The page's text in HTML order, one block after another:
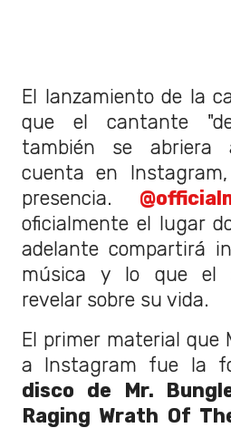
El lanzamiento de la
que el cantante
también se abriera
cuenta en
presencia.
oficialmente el lugar
adelante compartirá
música y lo que el
revelar sobre su vida.
El primer material que
a Instagram fue la
disco de Mr.
Raging Wrath Of